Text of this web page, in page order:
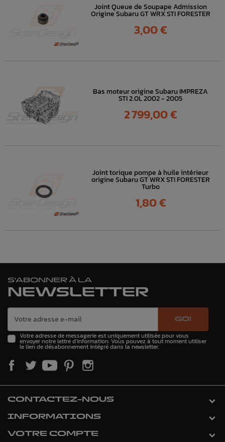
Joint Queue de Soupape Admission
Origine Subaru GT WRX STI FORESTER
Prix
3,00 €
Bas moteur origine Subaru IMPREZA
STI 2.0L 2002 - 2005
Prix
2 799,00 €
Joint torique pompe à huile intérieur
origine Subaru GT WRX STI FORESTER
Turbo
Prix
1,80 €
S'ABONNER À LA
NEWSLETTER
GO!
Votre adresse de messagerie est uniquement utilisée pour vous
envoyer notre lettre d'information. Vous pouvez à tout moment utiliser
le lien de désabonnement intégré dans la newsletter.
CONTACTEZ-NOUS
INFORMATIONS
VOTRE COMPTE